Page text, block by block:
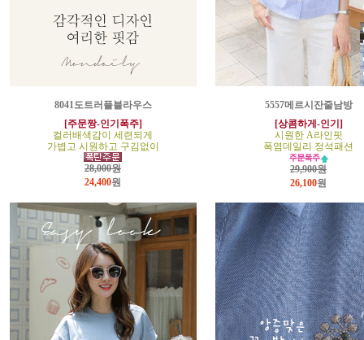
8041도트러플블라우스
[주문짱-인기폭주]
컬러배색감이 세련되게
가볍고 시원하고 구김없이
28,000원
24,400원
5557메르시잔줄남방
[상콤하게-인기]
시원한 A라인핏
폭염데일리 정석패션
29,900원
26,100원